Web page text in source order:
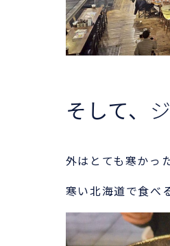
そして、
外はとても寒かっ
寒い北海道で食べ